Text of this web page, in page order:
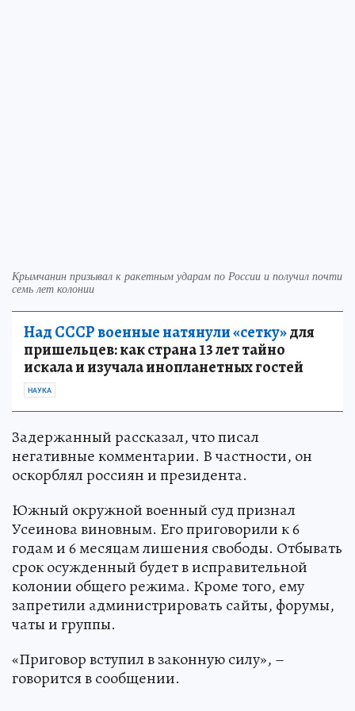
Крымчанин призывал к ракетным ударам по России и получил почти
семь лет колонии
Над СССР военные натянули «сетку»для
пришельцев: как страна 13 лет тайно
искала и изучала инопланетных гостей
НАУКА
Задержанный рассказал, что писал
негативные комментарии. В частности, он
оскорблял россиян и президента.
Южный окружной военный суд признал
Усеинова виновным. Его приговорили к 6
годам и 6 месяцам лишения свободы. Отбывать
срок осужденный будет в исправительной
колонии общего режима. Кроме того, ему
запретили администрировать сайты, форумы,
чаты и группы.
«Приговор вступил в законную силу», –
говорится в сообщении.